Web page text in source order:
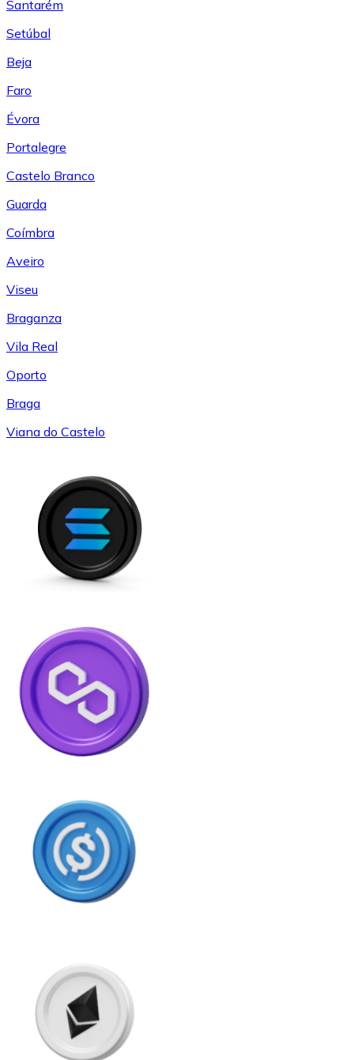
Santarém
Setúbal
Beja
Faro
Évora
Portalegre
Castelo Branco
Guarda
Coímbra
Aveiro
Viseu
Braganza
Vila Real
Oporto
Braga
Viana do Castelo